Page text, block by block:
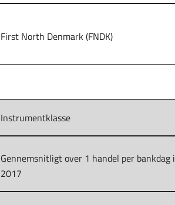
First North Denmark (FNDK)
Instrumentklasse
Gennemsnitligt over 1 handel per bankdag i
2017